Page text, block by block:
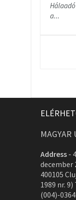
a...
MAGYAR
Address -
december
400105
1989 nr.
(004)-